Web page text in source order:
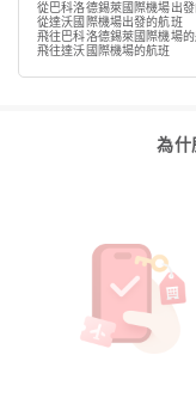
從巴科洛德錫萊國際機場出
從達沃國際機場出發的航班
飛往巴科洛德錫萊國際機場
飛往達沃國際機場的航班
為什